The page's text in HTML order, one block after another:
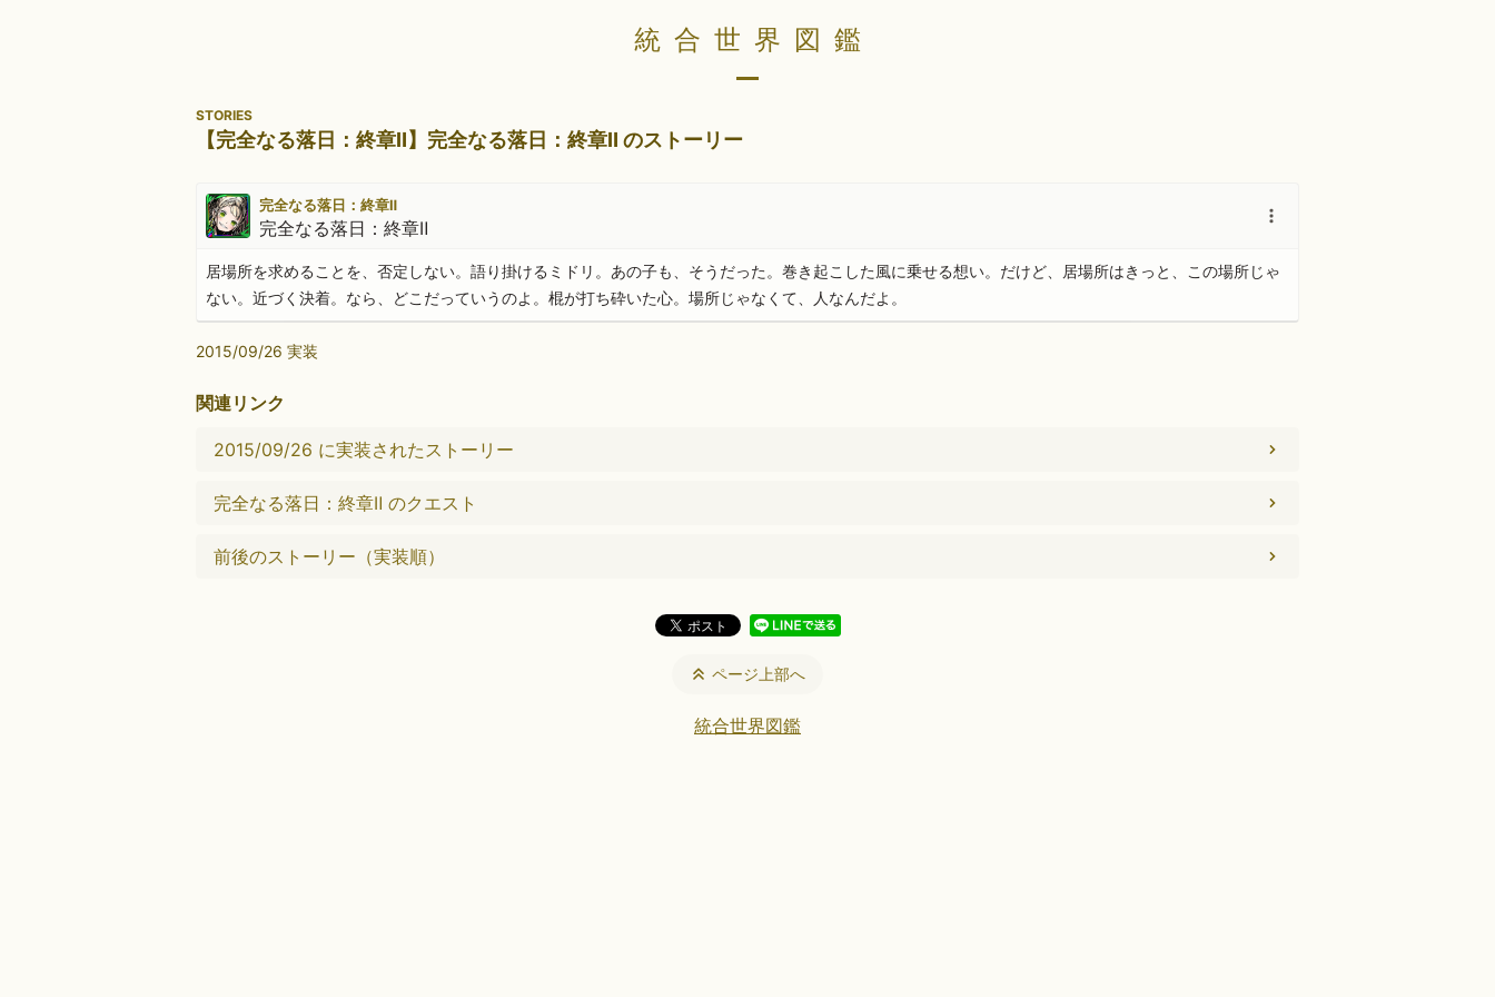
統合世界図鑑
STORIES
【完全なる落日：終章Ⅱ】完全なる落日：終章Ⅱ のストーリー
完全なる落日：終章Ⅱ
完全なる落日：終章Ⅱ
居場所を求めることを、否定しない。語り掛けるミドリ。あの子も、そうだった。巻き起こした風に乗せる想い。だけど、居場所はきっと、この場所じゃ
ない。近づく決着。なら、どこだっていうのよ。棍が打ち砕いた心。場所じゃなくて、人なんだよ。
2015/09/26 実装
関連リンク
2015/09/26 に実装されたストーリー
完全なる落日：終章Ⅱ のクエスト
前後のストーリー（実装順）
ページ上部へ
統合世界図鑑